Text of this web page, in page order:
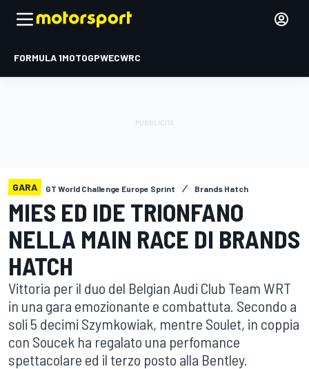
FORMULA 1MOTOGPWECWRC
GARA GT World Challenge Europe Sprint Brands Hatch
MIES ED IDE TRIONFANO
NELLA MAIN RACE DI BRANDS
HATCH
Vittoria per il duo del Belgian Audi Club Team WRT
in una gara emozionante e combattuta. Secondo a
soli 5 decimi Szymkowiak, mentre Soulet, in coppia
con Soucek ha regalato una perfomance
spettacolare ed il terzo posto alla Bentley.